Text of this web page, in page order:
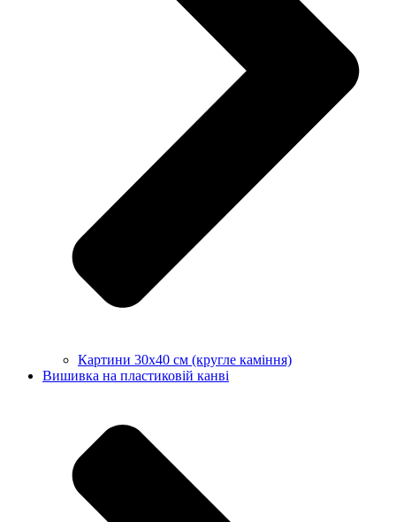
Картини 30х40 см (кругле каміння)
Вишивка на пластиковій канві